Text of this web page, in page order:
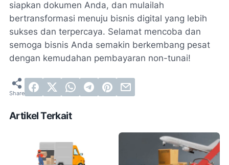
siapkan dokumen Anda, dan mulailah
bertransformasi menuju bisnis digital yang lebih
sukses dan terpercaya. Selamat mencoba dan
semoga bisnis Anda semakin berkembang pesat
dengan kemudahan pembayaran non-tunai!
Artikel Terkait